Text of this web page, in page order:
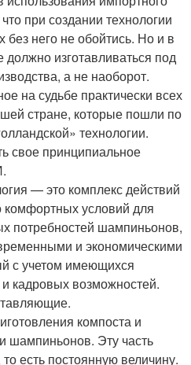
при создании технологии
без него не обойтись. Но и в
изготавливаться под
а не наоборот.
на судьбе практически всех
стране, которые пошли по
технологии.
свое принципиальное
— это комплекс действий
условий для
потребностей шампиньонов,
и экономическими
с учетом имеющихся
кадровых возможностей.
компоста и
шампиньонов. Эту часть
есть постоянную величину.